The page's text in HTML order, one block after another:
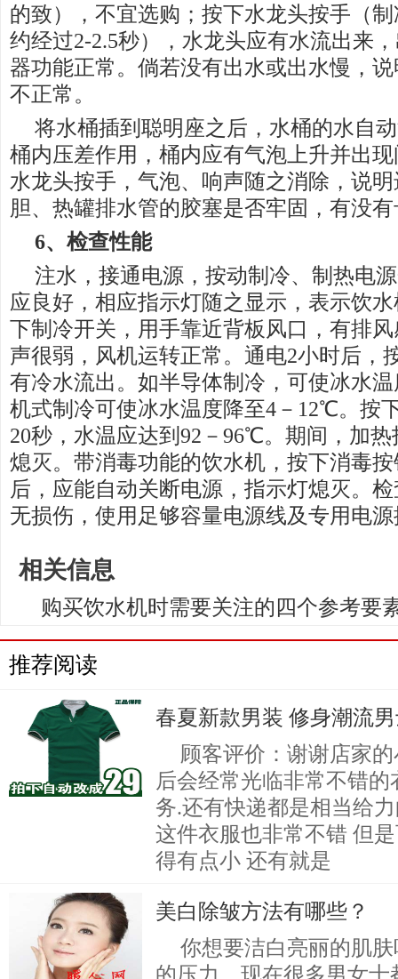
的致），不宜选购；按下水龙头按手（
约经过2-2.5秒），水龙头应有水流出来
器功能正常。倘若没有出水或出水慢，
不正常。
将水桶插到聪明座之后，水桶的水自
桶内压差作用，桶内应有气泡上升并出
水龙头按手，气泡、响声随之消除，说
胆、热罐排水管的胶塞是否牢固，有没
6、 检查性能
注水，接通电源，按动制冷、制热电
应良好，相应指示灯随之显示，表示饮
下制冷开关，用手靠近背板风口，有排
声很弱，风机运转正常。通电2小时后，
有冷水流出。如半导体制冷，可使冰水
机式制冷可使冰水温度降至4－12℃。按
20秒，水温应达到92－96℃。期间，加
熄灭。带消毒功能的饮水机，按下消毒
后，应能自动关断电源，指示灯熄灭。
无损伤，使用足够容量电源线及专用电
相关信息
购买饮水机时需要关注的四个参考要
推荐阅读
春夏新款男装 修身潮流
顾客评价：谢谢店家
后会经常光临非常不错
务.还有快递都是相当给
这件衣服也非常不错 但
得有点小 还有就是
美白除皱方法有哪些？
你想要洁白亮丽的肌